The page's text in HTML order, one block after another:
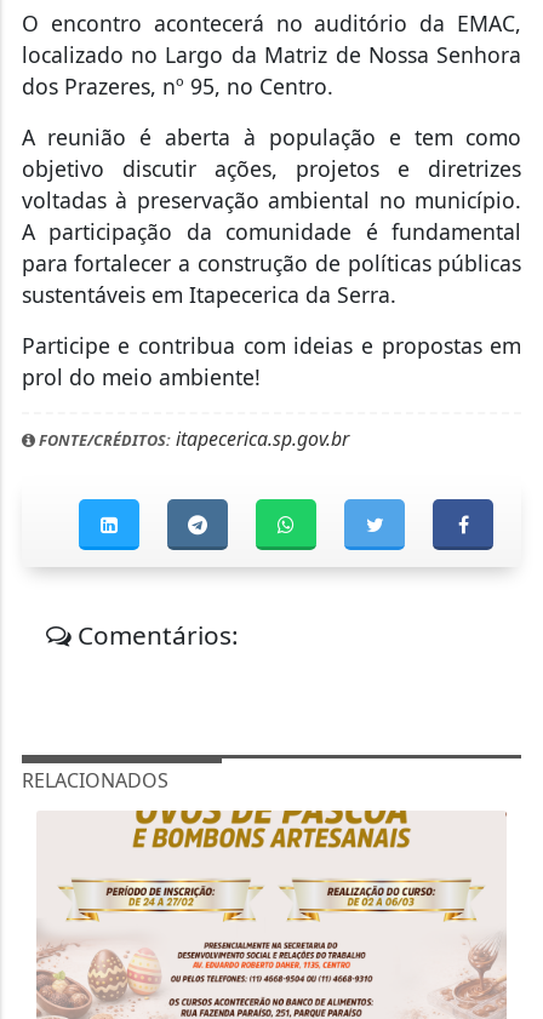
O encontro acontecerá no auditório da EMAC,
localizado no Largo da Matriz de Nossa Senhora
dos Prazeres, nº 95, no Centro.
A reunião é aberta à população e tem como
objetivo discutir ações, projetos e diretrizes
voltadas à preservação ambiental no município.
A participação da comunidade é fundamental
para fortalecer a construção de políticas públicas
sustentáveis em Itapecerica da Serra.
Participe e contribua com ideias e propostas em
prol do meio ambiente!
FONTE/CRÉDITOS:itapecerica.sp.gov.br
Comentários:
RELACIONADOS